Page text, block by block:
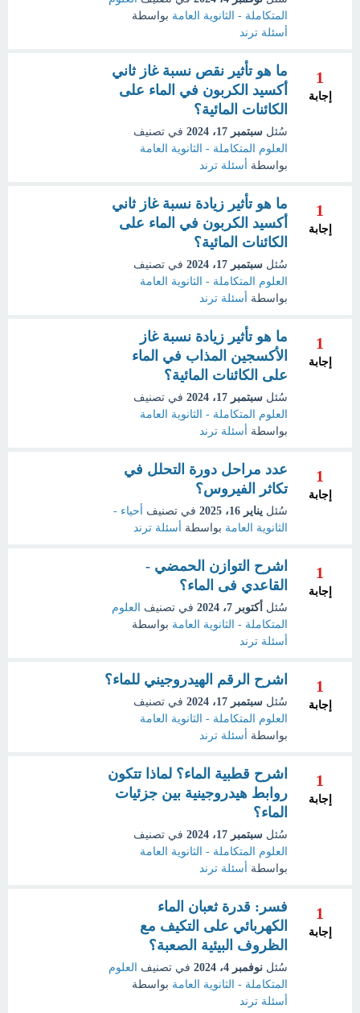
المتكاملة - الثانوية العامة بواسطة
أسئلة ترند
1
إجابة
ما هو تأثير نقص نسبة غاز ثاني
أكسيد الكربون في الماء على
الكائنات المائية؟
سُئل سبتمبر 17، 2024
في تصنيف
العلوم المتكاملة - الثانوية العامة
بواسطة
أسئلة ترند
1
إجابة
ما هو تأثير زيادة نسبة غاز ثاني
أكسيد الكربون في الماء على
الكائنات المائية؟
سُئل سبتمبر 17، 2024
في تصنيف
العلوم المتكاملة - الثانوية العامة
بواسطة
أسئلة ترند
1
إجابة
ما هو تأثير زيادة نسبة غاز
الأكسجين المذاب في الماء
على الكائنات المائية؟
سُئل سبتمبر 17، 2024
في تصنيف
العلوم المتكاملة - الثانوية العامة
بواسطة
أسئلة ترند
1
إجابة
عدد مراحل دورة التحلل في
تكاثر الفيروس؟
سُئل يناير 16، 2025 في تصنيف
أحياء -
الثانوية العامة بواسطة أسئلة ترند
1
إجابة
اشرح التوازن الحمضي -
القاعدي فى الماء؟
سُئل أكتوبر 7، 2024 في تصنيف
العلوم
المتكاملة - الثانوية العامة بواسطة
أسئلة ترند
1
إجابة
اشرح الرقم الهيدروجيني للماء؟
سُئل سبتمبر 17، 2024
في تصنيف
العلوم المتكاملة - الثانوية العامة
بواسطة
أسئلة ترند
1
إجابة
اشرح قطبية الماء؟ لماذا تتكون
روابط هيدروجينية بين جزئيات
الماء؟
سُئل سبتمبر 17، 2024
في تصنيف
العلوم المتكاملة - الثانوية العامة
بواسطة
أسئلة ترند
1
إجابة
فسر: قدرة ثعبان الماء
الكهربائي على التكيف مع
الظروف البيئية الصعبة؟
سُئل نوفمبر 4، 2024 في تصنيف
العلوم
المتكاملة - الثانوية العامة بواسطة
أسئلة ترند